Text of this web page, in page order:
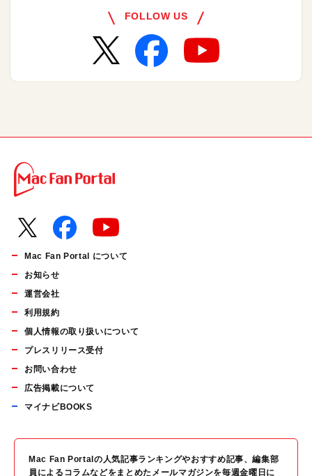
FOLLOW US
Mac Fan Portal について
お知らせ
運営会社
利用規約
個人情報の取り扱いについて
プレスリリース受付
お問い合わせ
広告掲載について
マイナビBOOKS
Mac Fan Portalの人気記事ランキングやおすすめ記事、編集部
員によるコラムなどをまとめたメールマガジンを毎週金曜日に